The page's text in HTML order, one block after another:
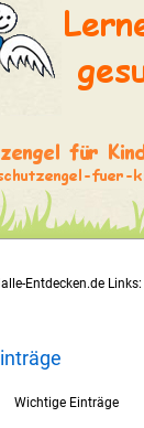
Entdecken.de Links:
Wichtige Einträge